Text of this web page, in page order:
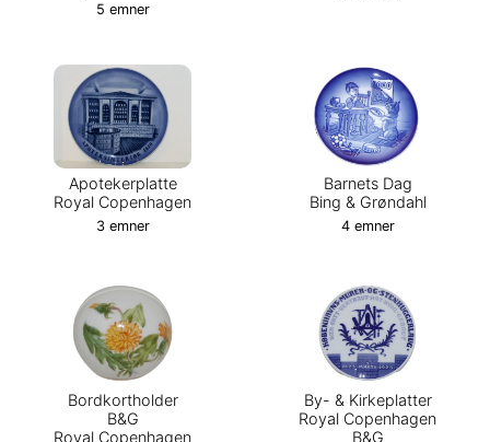
5 emner
Apotekerplatte
Royal Copenhagen
3 emner
Barnets Dag
Bing & Grøndahl
4 emner
Bordkortholder
B&G
Royal Copenhagen
By- & Kirkeplatter
Royal Copenhagen
B&G